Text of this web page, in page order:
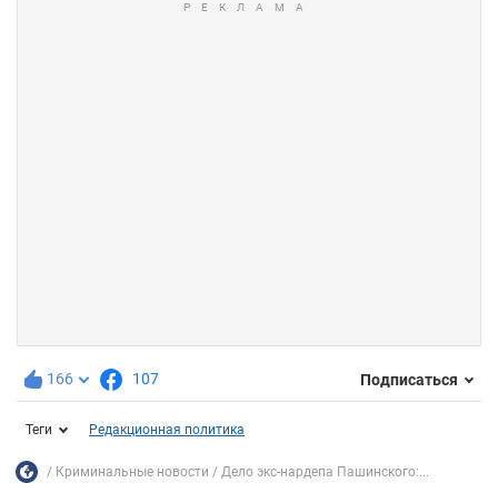
166 107 Подписаться
Теги Редакционная политика
Криминальные новости Дело экс-нардепа Пашинского:...